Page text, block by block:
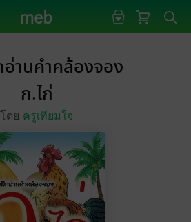
านคำคล้องจอง
ก.ไก่
โดย ครูเทียมใจ